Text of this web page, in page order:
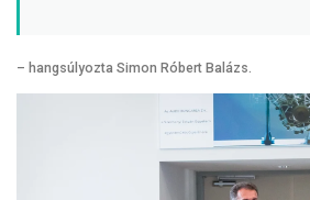
– hangsúlyozta Simon Róbert Balázs.